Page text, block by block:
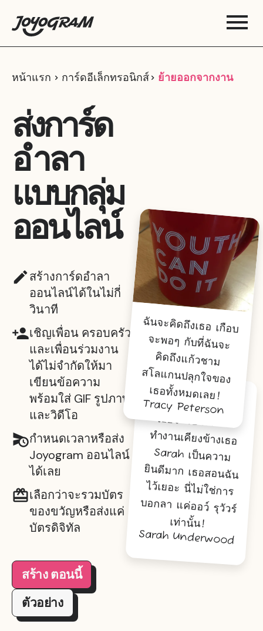
หน้าแรก การ์ดอีเล็กทรอนิกส์ ย้ายออกจากงาน
ส่งการ์ด
อำลา
แบบกลุ่ม
ออนไลน์
สร้างการ์ดอำลา
ออนไลน์ได้ในไม่กี่
วินาที
เชิญเพื่อน ครอบครัว
และเพื่อนร่วมงาน
ได้ไม่จำกัดให้มา
เขียนข้อความ
พร้อมใส่ GIF รูปภาพ
และวิดีโอ
กำหนดเวลาหรือส่ง
Joyogram ออนไลน์
ได้เลย
เลือกว่าจะรวมบัตร
ของขวัญหรือส่งแค่
บัตรดิจิทัล
สร้าง ตอนนี้
ตัวอย่าง
ฉันจะคิดถึงเธอ เกือบ
จะพอๆ กับที่ฉันจะ
คิดถึงแก้วชาม
สโลแกนปลุกใจของ
เธอทั้งหมดเลย!
Tracy Peterson
ไม่อยากเชื่อเลยว่า
เธอจะไป การได้
ทำงานเคียงข้างเธอ
Sarah เป็นความ
ยินดีมาก เธอสอนฉัน
ไว้เยอะ นี่ไม่ใช่การ
บอกลา แค่ออว์ รุวัวร์
เท่านั้น!
Sarah Underwood